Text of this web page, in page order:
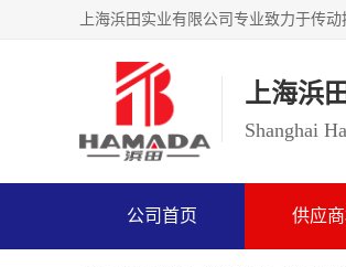
上海浜
Shanghai
公司首页 供应